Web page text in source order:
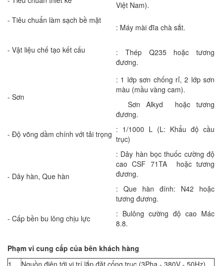
Việt Nam).
- Tiêu chuẩn làm sạch bề mặt
: Máy mài đĩa chà sắt.
- Vật liệu chế tạo kết cấu
: Thép Q235 hoặc tương
đương.
- Sơn
: 1 lớp sơn chống rỉ, 2 lớp sơn
màu (mầu vàng cam).
Sơn Alkyd hoặc tương
đương.
- Độ võng dầm chính với tải trọng : 1/1000 L (L: Khẩu độ cầu
trục)
- Dây hàn, Que hàn
: Dây hàn bọc thuốc cường độ
cao CSF 71TA hoặc tương
đương.
: Que hàn đính: N42 hoặc
tương đương.
- Cấp bền bu lông chịu lực
: Bulông cường độ cao Mác
8.8.
Phạm vi cung cấp của bên khách hàng
1
Nguồn điện tới vị trí lắp đặt cổng trục (3Pha - 380V - 50Hz)